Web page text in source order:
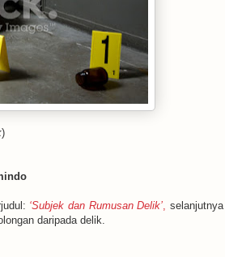
)
‘Subjek dan Rumusan Delik’, selanjutnya
daripada delik.